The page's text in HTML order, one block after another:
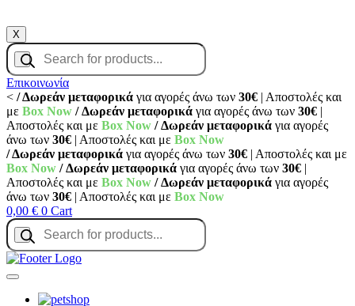
X
Products
search
Επικοινωνία
< / Δωρεάν μεταφορικά για αγορές άνω των 30€ | Αποστολές και
με Box Now / Δωρεάν μεταφορικά για αγορές άνω των 30€ |
Αποστολές και με Box Now / Δωρεάν μεταφορικά για αγορές
άνω των 30€ | Αποστολές και με Box Now
/ Δωρεάν μεταφορικά για αγορές άνω των 30€ | Αποστολές και με
Box Now / Δωρεάν μεταφορικά για αγορές άνω των 30€ |
Αποστολές και με Box Now / Δωρεάν μεταφορικά για αγορές
άνω των 30€ | Αποστολές και με Box Now
0,00 € 0 Cart
Products
search